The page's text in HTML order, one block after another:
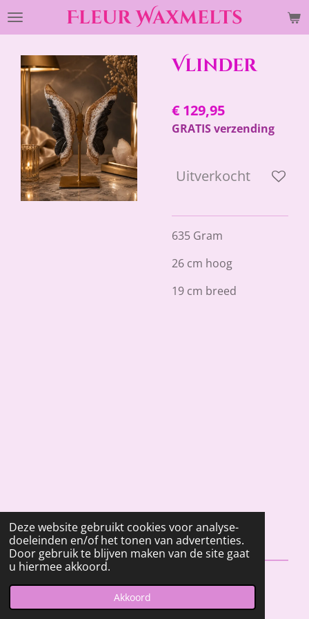
Deze website gebruikt cookies voor analyse-
doeleinden en/of het tonen van advertenties.
Door gebruik te blijven maken van de site gaat
u hiermee akkoord.
Akkoord
Ga
hoofdinhoud
Fleur Waxmelts
Vlinder
€ 129,95
GRATIS verzending
Uitverkocht
635 Gram
26 cm hoog
19 cm breed
© 2023 - 2026 fleurwaxmelts.nl